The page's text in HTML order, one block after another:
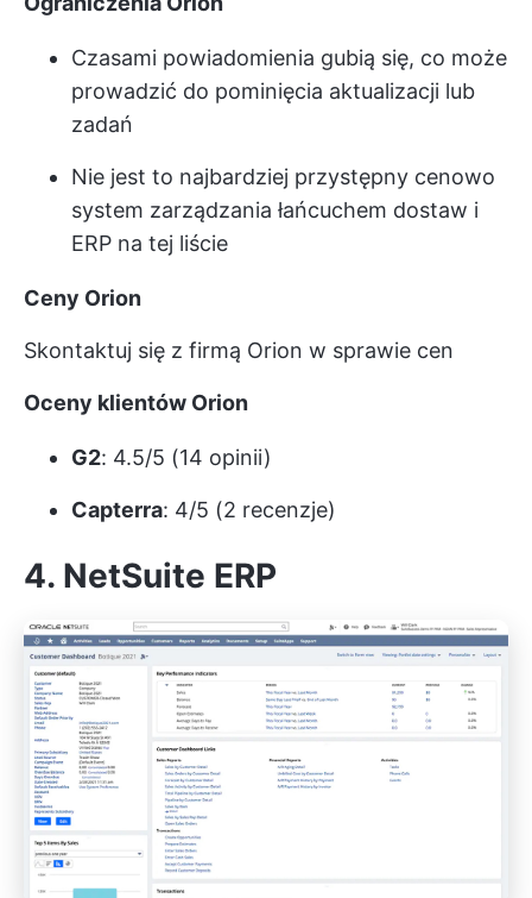
Czasami powiadomienia gubią się, co może
prowadzić do pominięcia aktualizacji lub
zadań
Nie jest to najbardziej przystępny cenowo
system zarządzania łańcuchem dostaw i
ERP na tej liście
Ceny Orion
Skontaktuj się z firmą Orion w sprawie cen
Oceny klientów Orion
G2: 4.5/5 (14 opinii)
Capterra: 4/5 (2 recenzje)
4. NetSuite ERP